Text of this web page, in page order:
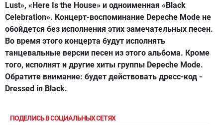
Lust», «Here Is the House» и одноименная «Black
Celebration». Концерт-воспоминание Depeche Mode не
обойдется без исполнения этих замечательных песен.
Во время этого концерта будут исполнять
танцевальные версии песен из этого альбома. Кроме
того, исполнят и другие хиты группы Depeche Mode.
Обратите внимание: будет действовать дресс-код -
Dressed in Black.
ПОДЕЛИСЬ В СОЦИАЛЬНЫХ СЕТЯХ